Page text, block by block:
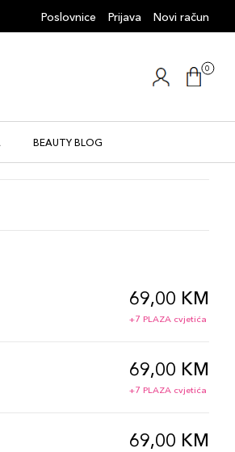
Poslovnice Prijava Novi račun
0
BEAUTY BLOG
69,00 KM
+7 PLAZA cvjetića
69,00 KM
+7 PLAZA cvjetića
69,00 KM